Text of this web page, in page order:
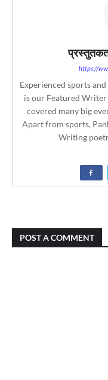
https://
Experienced sports
is our Featured
covered many big
Apart from sports,
Writing
POST A COMMENT